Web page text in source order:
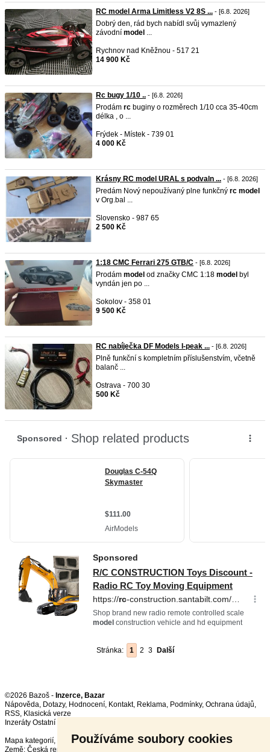
Používáme soubory cookies
RC model Arma Limitless V2 8S ... - [6.8. 2026]
Dobrý den, rád bych nabídl svůj vymazlený
závodní model ...
Rychnov nad Kněžnou - 517 21
14 900 Kč
Rc bugy 1/10 .. - [6.8. 2026]
Prodám rc buginy o rozměrech 1/10 cca 35-40cm
délka , o ...
Frýdek - Místek - 739 01
4 000 Kč
Krásny RC model URAL s podvaln ... - [6.8. 2026]
Predám Nový nepoužívaný plne funkčný rc model
v Org.bal ...
Slovensko - 987 65
2 500 Kč
1:18 CMC Ferrari 275 GTB/C - [6.8. 2026]
Prodám model od značky CMC 1:18 model byl
vyndán jen po ...
Sokolov - 358 01
9 500 Kč
RC nabíječka DF Models I-peak ... - [6.8. 2026]
Plně funkční s kompletním příslušenstvím, včetně
balanč ...
Ostrava - 700 30
500 Kč
Stránka: 1 2 3 Další
©2026 Bazoš - Inzerce, Bazar
Nápověda, Dotazy, Hodnocení, Kontakt, Reklama, Podmínky, Ochrana údajů,
RSS,
Inzeráty Ostatní celkem:
Mapa kategorií,
Nejvyhledávanější výrazy
Země: Česká republika